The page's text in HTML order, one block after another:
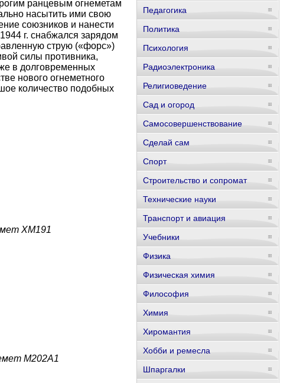
ранцевым огнеметам
насытить ими свою
союзников и нанести
г. снабжался зарядом
струю («форс»)
силы противника,
в долговременных
нового огнеметного
количество подобных
ХМ191
М202А1
Педагогика
Политика
Психология
Радиоэлектроника
Религиоведение
Сад и огород
Самосовершенствование
Сделай сам
Спорт
Строительство и сопромат
Технические науки
Транспорт и авиация
Учебники
Физика
Физическая химия
Философия
Химия
Хиромантия
Хобби и ремесла
Шпаргалки